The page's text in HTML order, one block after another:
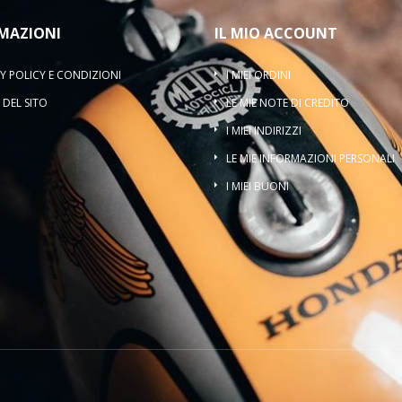
POLICY E CONDIZIONI
SITO
IL MIO ACCOUNT
I MIEI ORDINI
LE MIE NOTE DI CREDITO
I MIEI INDIRIZZI
LE MIE INFORMAZIONI PERSONALI
I MIEI BUONI